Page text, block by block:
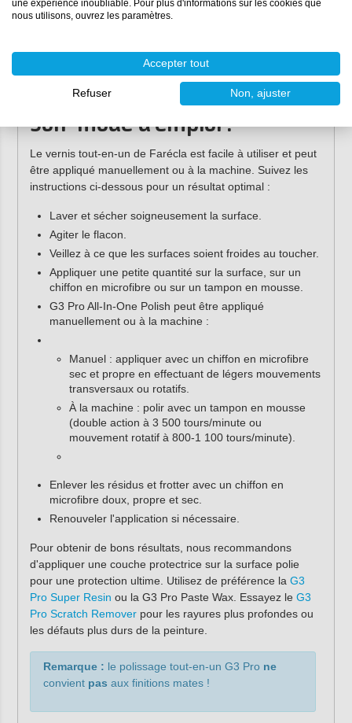
Les petites et moyennes rayures
Hologrammes
l'oxydation
Légères altérations dues aux intempéries
Son mode d'emploi :
Le vernis tout-en-un de Farécla est facile à utiliser et peut
être appliqué manuellement ou à la machine. Suivez les
instructions ci-dessous pour un résultat optimal :
Laver et sécher soigneusement la surface.
Agiter le flacon.
Veillez à ce que les surfaces soient froides au toucher.
Appliquer une petite quantité sur la surface, sur un
chiffon en microfibre ou sur un tampon en mousse.
G3 Pro All-In-One Polish peut être appliqué
manuellement ou à la machine :
Manuel : appliquer avec un chiffon en microfibre
sec et propre en effectuant de légers mouvements
transversaux ou rotatifs.
À la machine : polir avec un tampon en mousse
(double action à 3 500 tours/minute ou
mouvement rotatif à 800-1 100 tours/minute).
Enlever les résidus et frotter avec un chiffon en
microfibre doux, propre et sec.
Renouveler l'application si nécessaire.
Pour obtenir de bons résultats, nous recommandons
d'appliquer une couche protectrice sur la surface polie
pour une protection ultime. Utilisez de préférence la G3
Pro Super Resin ou la G3 Pro Paste Wax. Essayez le G3
Pro Scratch Removerpour les rayures plus profondes ou
les défauts plus durs de la peinture.
Remarque : le polissage tout-en-un G3 Pro ne
convient pas aux finitions mates !
une expérience inoubliable. Pour plus d'informations sur les cookies que
nous utilisons, ouvrez les paramètres.
Accepter tout
Refuser Non, ajuster